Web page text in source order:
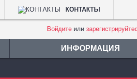
КОНТАКТЫ
Войдите или
ИНФОРМАЦИЯ